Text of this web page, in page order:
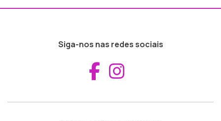
Siga-nos nas redes sociais
Aceder ao